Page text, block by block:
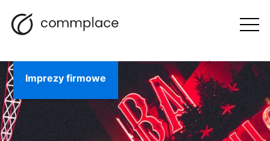
Przejdź
do
Nawigacja
BLOG
Imprezy firmowe